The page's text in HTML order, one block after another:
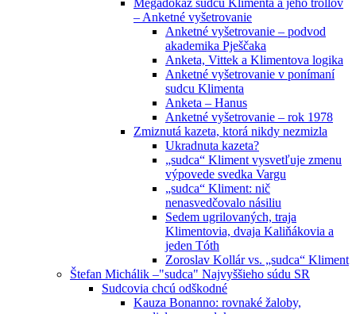
– Anketné vyšetrovanie
Anketné vyšetrovanie – podvod
akademika Pješčaka
Anketa, Vittek a Klimentova logika
Anketné vyšetrovanie v ponímaní
sudcu Klimenta
Anketa – Hanus
Anketné vyšetrovanie – rok 1978
Zmiznutá kazeta, ktorá nikdy nezmizla
Ukradnuta kazeta?
„sudca“ Kliment vysvetľuje zmenu
výpovede svedka Vargu
„sudca“ Kliment: nič
nenasvedčovalo násiliu
Sedem ugrilovaných, traja
Klimentovia, dvaja Kaliňákovia a
jeden Tóth
Zoroslav Kollár vs. „sudca“ Kliment
Štefan Michálik –"sudca" Najvyššieho súdu SR
Sudcovia chcú odškodné
Kauza Bonanno: rovnaké žaloby,